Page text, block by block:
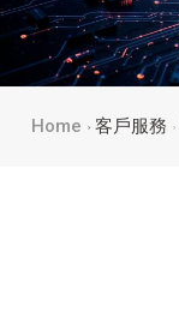
Home 客戶服務